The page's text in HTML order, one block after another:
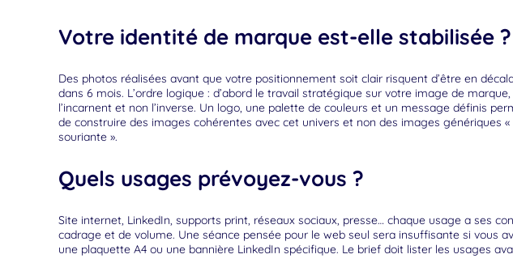
Votre identité de marque est-elle stabilisée ?
Des photos réalisées avant que votre positionnement soit clair risquent d’être en
dans 6 mois. L’ordre logique : d’abord le travail stratégique sur votre image de
l’incarnent et non l’inverse. Un logo, une palette de couleurs et un message définis
de construire des images cohérentes avec cet univers et non des images génériques «
souriante ».
Quels usages prévoyez-vous ?
Site internet, LinkedIn, supports print, réseaux sociaux, presse… chaque usage a ses
cadrage et de volume. Une séance pensée pour le web seul sera insuffisante si vous
une plaquette A4 ou une bannière LinkedIn spécifique. Le brief doit lister les usages